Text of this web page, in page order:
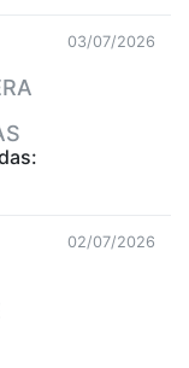
03/07/2026
02/07/2026